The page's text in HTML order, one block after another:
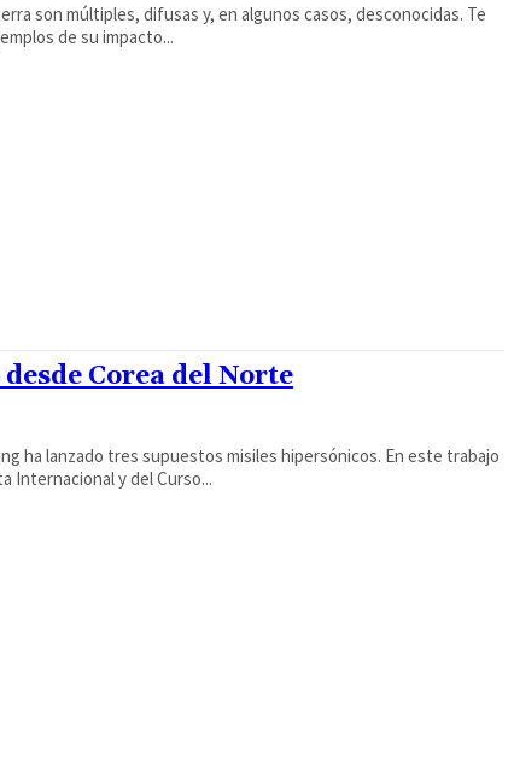
son múltiples, difusas y, en algunos casos, desconocidas. Te
de su impacto...
Corea del Norte
ha lanzado tres supuestos misiles hipersónicos. En este trabajo
Internacional y del Curso...